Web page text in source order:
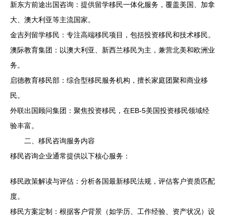
新东方前途出国咨询：提供留学移民一体化服务，覆盖美国、加拿
大、澳大利亚等主流国家。
金吉列留学移民：专注高端移民项目，包括投资移民和技术移民。
澳际教育集团：以澳大利亚、新西兰移民为主，兼营北美和欧洲业
务。
启德教育移民部：综合型移民服务机构，擅长家庭团聚和商业移
民。
外联出国顾问集团：聚焦投资移民，在EB-5美国投资移民领域经
验丰富。
二、移民咨询服务内容
移民咨询企业通常提供以下核心服务：
移民政策解读与评估：分析各国最新移民法规，评估客户资质匹配
度。
移民方案定制：根据客户背景（如学历、工作经验、资产状况）设